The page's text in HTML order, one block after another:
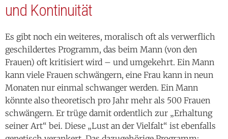
und Kontinuität
Es gibt noch ein weiteres, moralisch oft als verwerflich
geschildertes Programm, das beim Mann (von den
Frauen) oft kritisiert wird – und umgekehrt. Ein Mann
kann viele Frauen schwängern, eine Frau kann in neun
Monaten nur einmal schwanger werden. Ein Mann
könnte also theoretisch pro Jahr mehr als 500 Frauen
schwängern. Er trüge damit ordentlich zur „Erhaltung
seiner Art“ bei. Diese „Lust an der Vielfalt“ ist ebenfalls